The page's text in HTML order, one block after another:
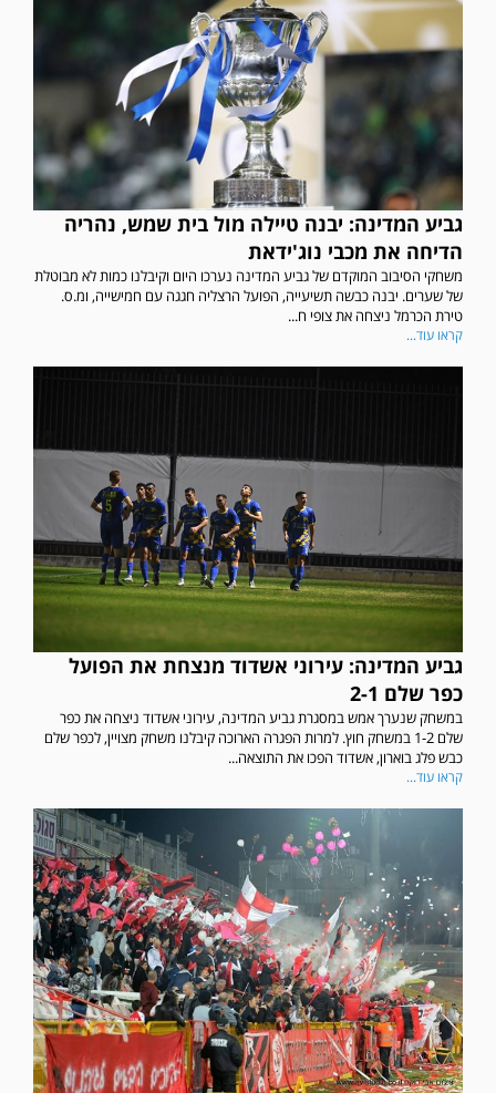
גביע המדינה: יבנה טיילה מול בית שמש, נהריה
הדיחה את מכבי נוג'ידאת
משחקי הסיבוב המוקדם של גביע המדינה נערכו היום וקיבלנו כמות לא מבוטלת
של שערים. יבנה כבשה תשיעייה, הפועל הרצליה חגגה עם חמישייה, ומ.ס.
טירת הכרמל ניצחה את צופי ח...
קראו עוד...
גביע המדינה: עירוני אשדוד מנצחת את הפועל
כפר שלם 2-1
במשחק שנערך אמש במסגרת גביע המדינה, עירוני אשדוד ניצחה את כפר
שלם 1-2 במשחק חוץ. למרות הפגרה הארוכה קיבלנו משחק מצויין, לכפר שלם
כבש פלג בוארון, אשדוד הפכו את התוצאה...
קראו עוד...